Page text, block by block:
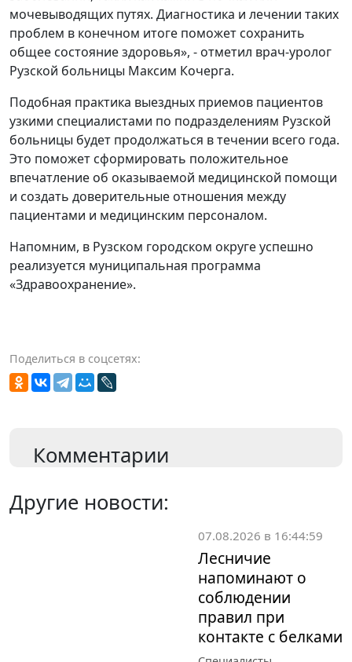
мочевыводящих путях. Диагностика и лечении таких
проблем в конечном итоге поможет сохранить
общее состояние здоровья», - отметил врач-уролог
Рузской больницы Максим Кочерга.
Подобная практика выездных приемов пациентов
узкими специалистами по подразделениям Рузской
больницы будет продолжаться в течении всего года.
Это поможет сформировать положительное
впечатление об оказываемой медицинской помощи
и создать доверительные отношения между
пациентами и медицинским персоналом.
Напомним, в Рузском городском округе успешно
реализуется муниципальная программа
«Здравоохранение».
Поделиться в соцсетях:
Комментарии
Другие новости:
07.08.2026 в 16:44:59
Лесничие
напоминают о
соблюдении
правил при
контакте с белками